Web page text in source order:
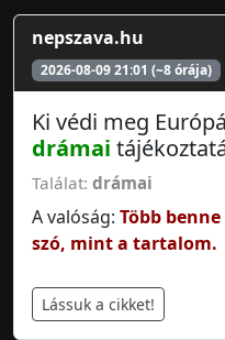
nepszava.hu
2026-08-09 21:01 (~8 órája)
Ki védi meg
drámai
Találat: drámai
A valóság: Több
szó, mint a tartalom.
Lássuk a cikket!